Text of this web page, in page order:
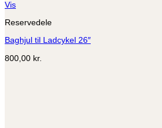
Dette
har
varianter.
kan
Vis
Reservedele
Baghjul til Ladcykel 26″
800,00 kr.